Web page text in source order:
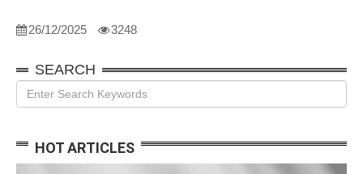
26/12/2025 3248
SEARCH
HOT ARTICLES